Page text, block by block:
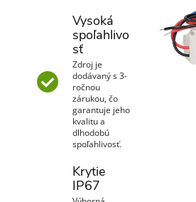
Vysoká
spoľahlivo
sť
Zdroj je
dodávaný s 3-
ročnou
zárukou, čo
garantuje jeho
kvalitu a
dlhodobú
spoľahlivosť.
Krytie
IP67